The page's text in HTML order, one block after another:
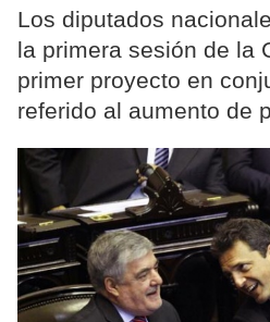
Los diputados
la primera sesión de la
primer proyecto en
referido al aumento de